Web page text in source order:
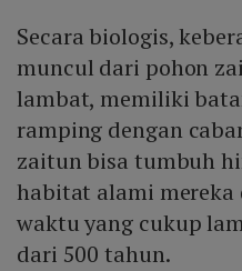
Secara biologis,
muncul dari pohon
lambat, memiliki
ramping dengan
zaitun bisa tumbuh
habitat alami
waktu yang cukup
dari 500 tahun.